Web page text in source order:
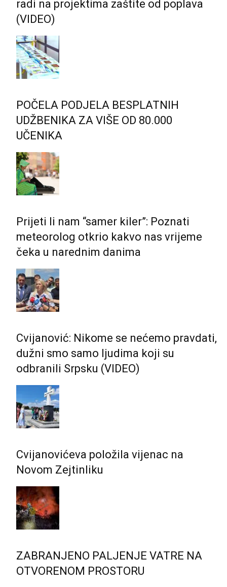
radi na projektima zaštite od poplava
(VIDEO)
POČELA PODJELA BESPLATNIH
UDŽBENIKA ZA VIŠE OD 80.000
UČENIKA
Prijeti li nam “samer kiler”: Poznati
meteorolog otkrio kakvo nas vrijeme
čeka u narednim danima
Cvijanović: Nikome se nećemo pravdati,
dužni smo samo ljudima koji su
odbranili Srpsku (VIDEO)
Cvijanovićeva položila vijenac na
Novom Zejtinliku
ZABRANJENO PALJENJE VATRE NA
OTVORENOM PROSTORU